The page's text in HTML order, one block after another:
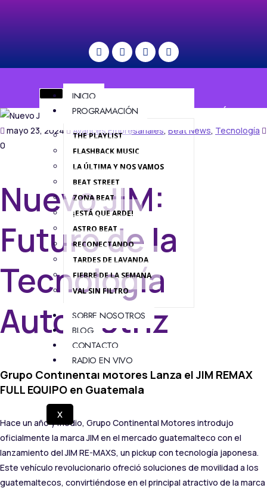
INICIO
PROGRAMACIÓN
THE PLAYLIST
FLASHBACK MUSIC
LA ÚLTIMA Y NOS VAMOS
BEAT STREET
ZONA BEAT
¡ESTÁ QUE ARDE!
ASTRO BEAT
RECONECTANDO
TARDES DE LAVANDA
FIEBRE DE LA SEMANA
VAL SIN FILTRO
SOBRE NOSOTROS
BLOG
CONTACTO
RADIO EN VIVO
X
MENÚ
mayo 23, 2024 Avances Empresariales, Beat News, Tecnología
0
Nuevo JIM:
Futuro de la
Tecnología
Automotriz
Grupo Continental Motores Lanza el JIM REMAX
FULL EQUIPO en Guatemala
Hace un año y medio, Grupo Continental Motores introdujo
oficialmente la marca JIM en el mercado guatemalteco con el
lanzamiento del JIM RE-MAXS, un pickup con tecnología japonesa.
Este vehículo revolucionario ofreció soluciones de movilidad a los
guatemaltecos, convirtiéndose en el principal atractivo de la marca